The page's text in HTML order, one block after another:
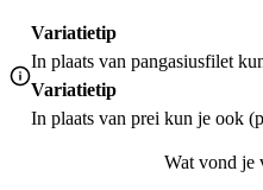
Variatietip
In plaats van pangasiusfilet
Variatietip
In plaats van prei kun je ook
Wat vond je